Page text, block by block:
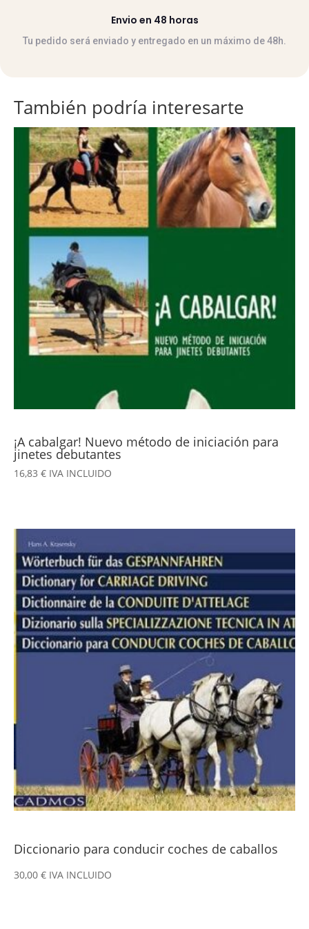
Envio en 48 horas
Tu pedido será enviado y entregado en un máximo de 48h.
También podría interesarte
¡A cabalgar! Nuevo método de iniciación para
jinetes debutantes
16,83 € IVA INCLUIDO
Diccionario para conducir coches de caballos
30,00 € IVA INCLUIDO